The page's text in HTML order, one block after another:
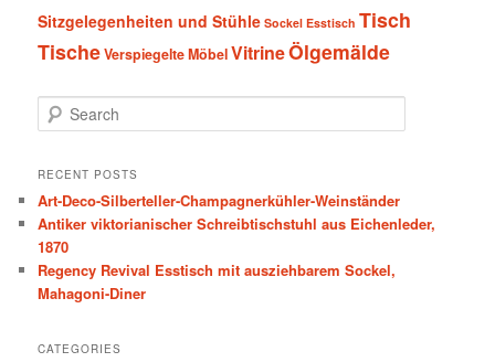
Sitzgelegenheiten und Stühle Sockel Esstisch Tisch
TischeVerspiegelte MöbelVitrineÖlgemälde
e
r
h
RECENT POSTS
Art-Deco-Silberteller-Champagnerkühler-Weinständer
Antiker viktorianischer Schreibtischstuhl aus Eichenleder,
1870
Regency Revival Esstisch mit ausziehbarem Sockel,
Mahagoni-Diner
CATEGORIES